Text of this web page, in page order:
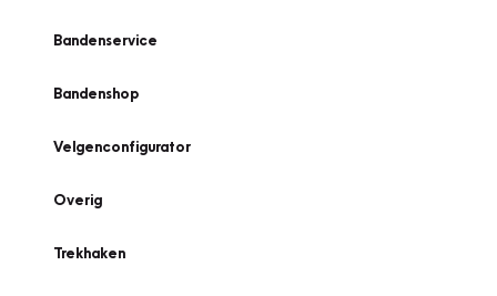
Bandenservice
Bandenshop
Velgenconfigurator
Overig
Trekhaken